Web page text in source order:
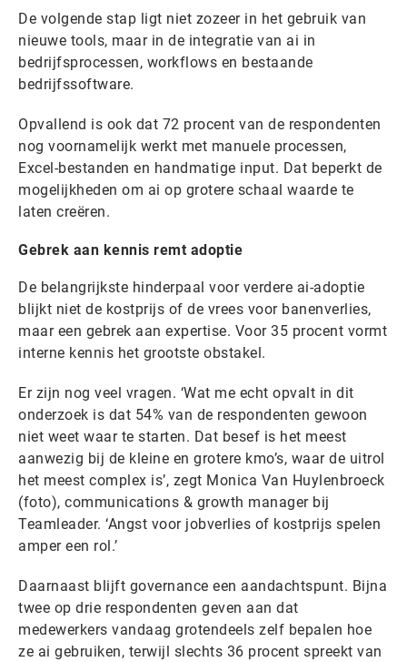
De volgende stap ligt niet zozeer in het gebruik van
nieuwe tools, maar in de integratie van ai in
bedrijfsprocessen, workflows en bestaande
bedrijfssoftware.
Opvallend is ook dat 72 procent van de respondenten
nog voornamelijk werkt met manuele processen,
Excel-bestanden en handmatige input. Dat beperkt de
mogelijkheden om ai op grotere schaal waarde te
laten creëren.
Gebrek aan kennis remt adoptie
De belangrijkste hinderpaal voor verdere ai-adoptie
blijkt niet de kostprijs of de vrees voor banenverlies,
maar een gebrek aan expertise. Voor 35 procent vormt
interne kennis het grootste obstakel.
Er zijn nog veel vragen. ‘Wat me echt opvalt in dit
onderzoek is dat 54% van de respondenten gewoon
niet weet waar te starten. Dat besef is het meest
aanwezig bij de kleine en grotere kmo’s, waar de uitrol
het meest complex is’, zegt Monica Van Huylenbroeck
(foto), communications & growth manager bij
Teamleader. ‘Angst voor jobverlies of kostprijs spelen
amper een rol.’
Daarnaast blijft governance een aandachtspunt. Bijna
twee op drie respondenten geven aan dat
medewerkers vandaag grotendeels zelf bepalen hoe
ze ai gebruiken, terwijl slechts 36 procent spreekt van